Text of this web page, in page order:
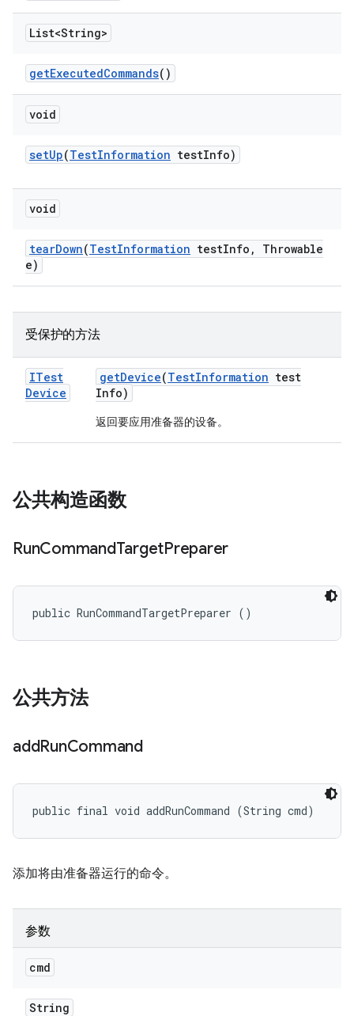
List<String>
getExecutedCommands()
void
setUp(TestInformation testInfo)
void
tearDown(TestInformation testInfo ,
Throwable
e)
受保护的方法
ITest
Device
getDevice(TestInformation test
Info)
返回要应用准备器的设备。
公共构造函数
RunCommandTargetPreparer
public RunCommandTargetPreparer ()
公共方法
addRunCommand
public final void addRunCommand (String cmd)
添加将由准备器运行的命令。
参数
cmd
String